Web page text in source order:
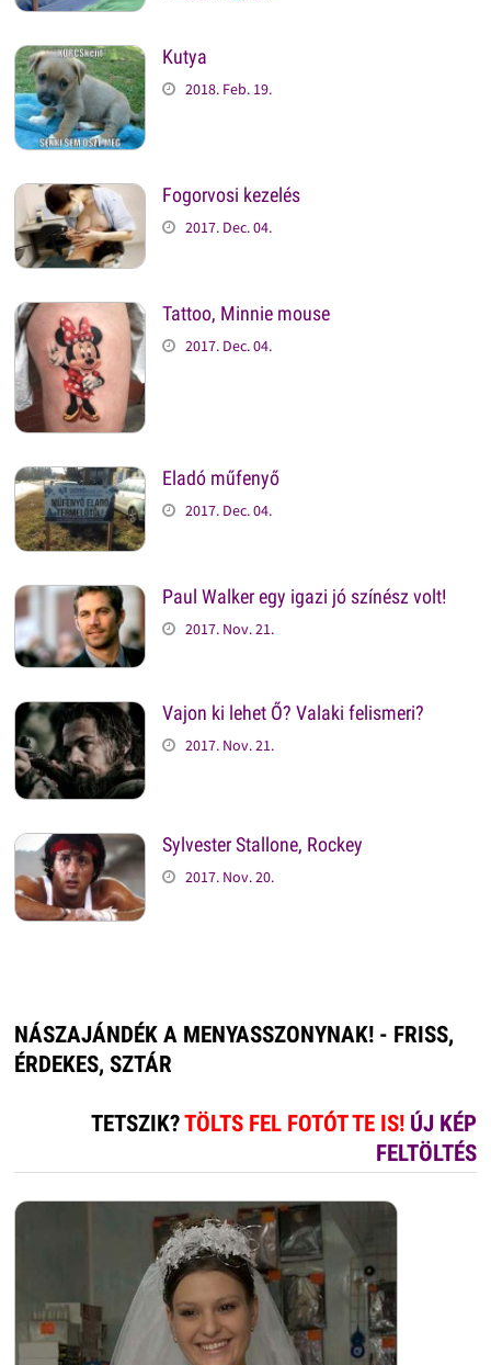
Kutya
2018. Feb. 19.
Fogorvosi kezelés
2017. Dec. 04.
Tattoo, Minnie mouse
2017. Dec. 04.
Eladó műfenyő
2017. Dec. 04.
Paul Walker egy igazi jó színész volt!
2017. Nov. 21.
Vajon ki lehet Ő? Valaki felismeri?
2017. Nov. 21.
Sylvester Stallone, Rockey
2017. Nov. 20.
NÁSZAJÁNDÉK A MENYASSZONYNAK! - FRISS,
ÉRDEKES, SZTÁR
TETSZIK?TÖLTS FEL FOTÓT TE IS! ÚJ KÉP
FELTÖLTÉS